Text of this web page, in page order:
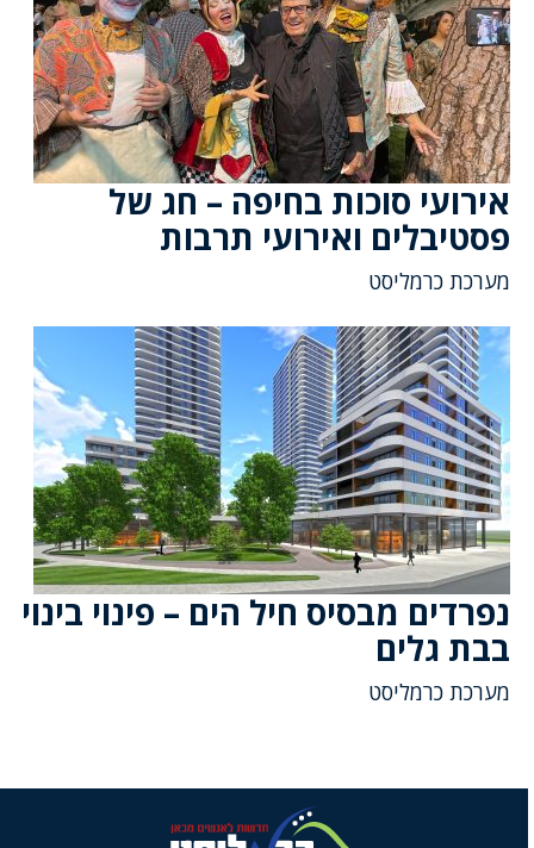
אירועי סוכות בחיפה – חג של
פסטיבלים ואירועי תרבות
מערכת כרמליסט
נפרדים מבסיס חיל הים – פינוי בינוי
בבת גלים
מערכת כרמליסט